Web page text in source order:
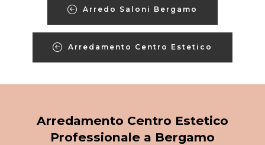
Arredo Saloni Bergamo
Arredamento Centro Estetico
Arredamento Centro Estetico
Professionale a Bergamo